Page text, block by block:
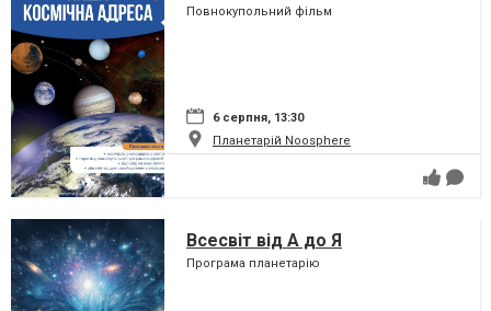
Повнокупольний фільм
6 серпня, 13:30
Планетарій Noosphere
Всесвіт від А до Я
Програма планетарію